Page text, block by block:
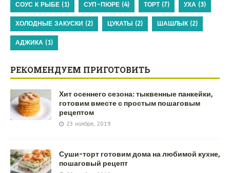
СОУС К РЫБЕ (1) СУП-ПЮРЕ (4) ТОРТ(7) УХА (3)
ХОЛОДНЫЕ ЗАКУСКИ (2) ЦУКАТЫ (2) ШАШЛЫК (2)
АДЖИКА (1)
РЕКОМЕНДУЕМ ПРИГОТОВИТЬ
Хит осеннего сезона: тыквенные панкейки,
готовим вместе с простым пошаговым
рецептом
23 ноября, 2019
Суши-торт готовим дома на любимой кухне,
пошаговый рецепт